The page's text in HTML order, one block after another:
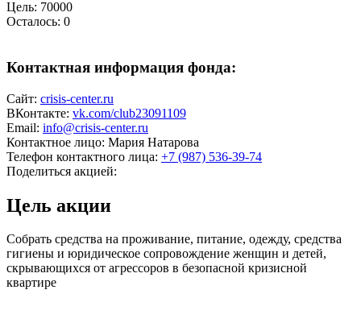
Цель: 70000
Осталось: 0
Контактная информация фонда:
Сайт: crisis-center.ru
ВКонтакте: vk.com/club23091109
Email: info@crisis-center.ru
Контактное лицо: Мария Натарова
Телефон контактного лица: +7 (987) 536-39-74
Поделиться акцией:
Цель акции
Собрать средства на проживание, питание, одежду, средства
гигиены и юридическое сопровождение женщин и детей,
скрывающихся от агрессоров в безопасной кризисной
квартире